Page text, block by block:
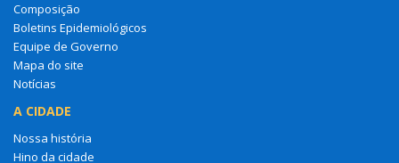
Composição
Boletins Epidemiológicos
Equipe de Governo
Mapa do site
Notícias
A CIDADE
Nossa história
Hino da cidade